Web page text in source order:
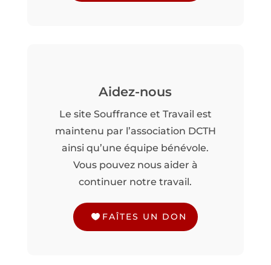
Aidez-nous
Le site Souffrance et Travail est
maintenu par l’association DCTH
ainsi qu’une équipe bénévole.
Vous pouvez nous aider à
continuer notre travail.
FAÎTES UN DON